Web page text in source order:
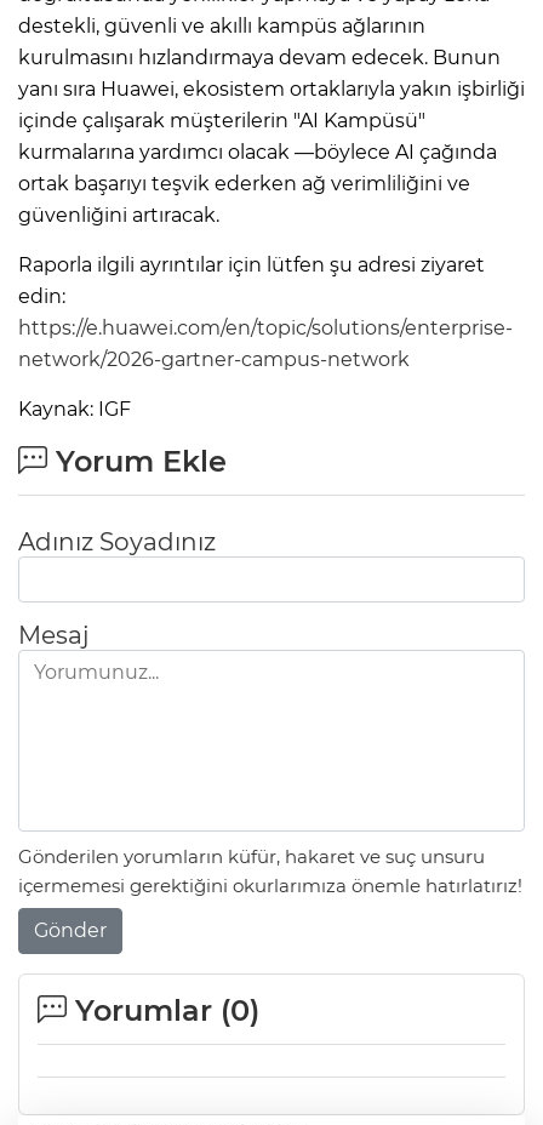
destekli, güvenli ve akıllı kampüs ağlarının
kurulmasını hızlandırmaya devam edecek. Bunun
yanı sıra Huawei, ekosistem ortaklarıyla yakın işbirliği
içinde çalışarak müşterilerin "AI Kampüsü"
kurmalarına yardımcı olacak —böylece AI çağında
ortak başarıyı teşvik ederken ağ verimliliğini ve
güvenliğini artıracak.
Raporla ilgili ayrıntılar için lütfen şu adresi ziyaret
edin:
https://e.huawei.com/en/topic/solutions/enterprise-
network/2026-gartner-campus-network
Kaynak: IGF
Yorum Ekle
Adınız Soyadınız
Mesaj
Gönderilen yorumların küfür, hakaret ve suç unsuru
içermemesi gerektiğini okurlarımıza önemle hatırlatırız!
Gönder
Yorumlar (0)